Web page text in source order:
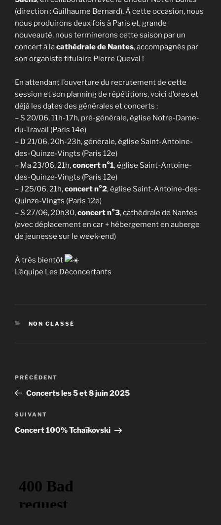
(direction : Guilhaume Bernard). À cette occasion, nous
nous produirons deux fois à Paris et, grande
nouveauté, nous terminerons cette saison par un
concert à lacathédrale de Nantes, accompagnés par
son organiste titulaire Pierre Queval !
En attendant l’ouverture du recrutement de cette
session et son planning de répétitions, voici d’ores et
déjà les dates des générales et concerts :
– S 20/06, 11h-17h, pré-générale, église Notre-Dame-
du-Travail (Paris 14e)
– D 21/06, 20h-23h, générale, église Saint-Antoine-
des-Quinze-Vingts (Paris 12e)
– Ma 23/06, 21h,concert n°1, église Saint-Antoine-
des-Quinze-Vingts (Paris 12e)
– J 25/06, 21h,concert n°2, église Saint-Antoine-des-
Quinze-Vingts (Paris 12e)
– S 27/06, 20h30,concert n°3, cathédrale de Nantes
(avec déplacement en car + hébergement en auberge
de jeunesse sur le week-end)
À très bientôt
L’équipe Les Déconcertants
CATÉGORIES
NON CLASSÉ
Navigation
l’article
Article
précédent
PRÉCÉDENT
Concerts les 5 et 8 juin 2025
Article
suivant
SUIVANT
Concert 100% Tchaïkovski